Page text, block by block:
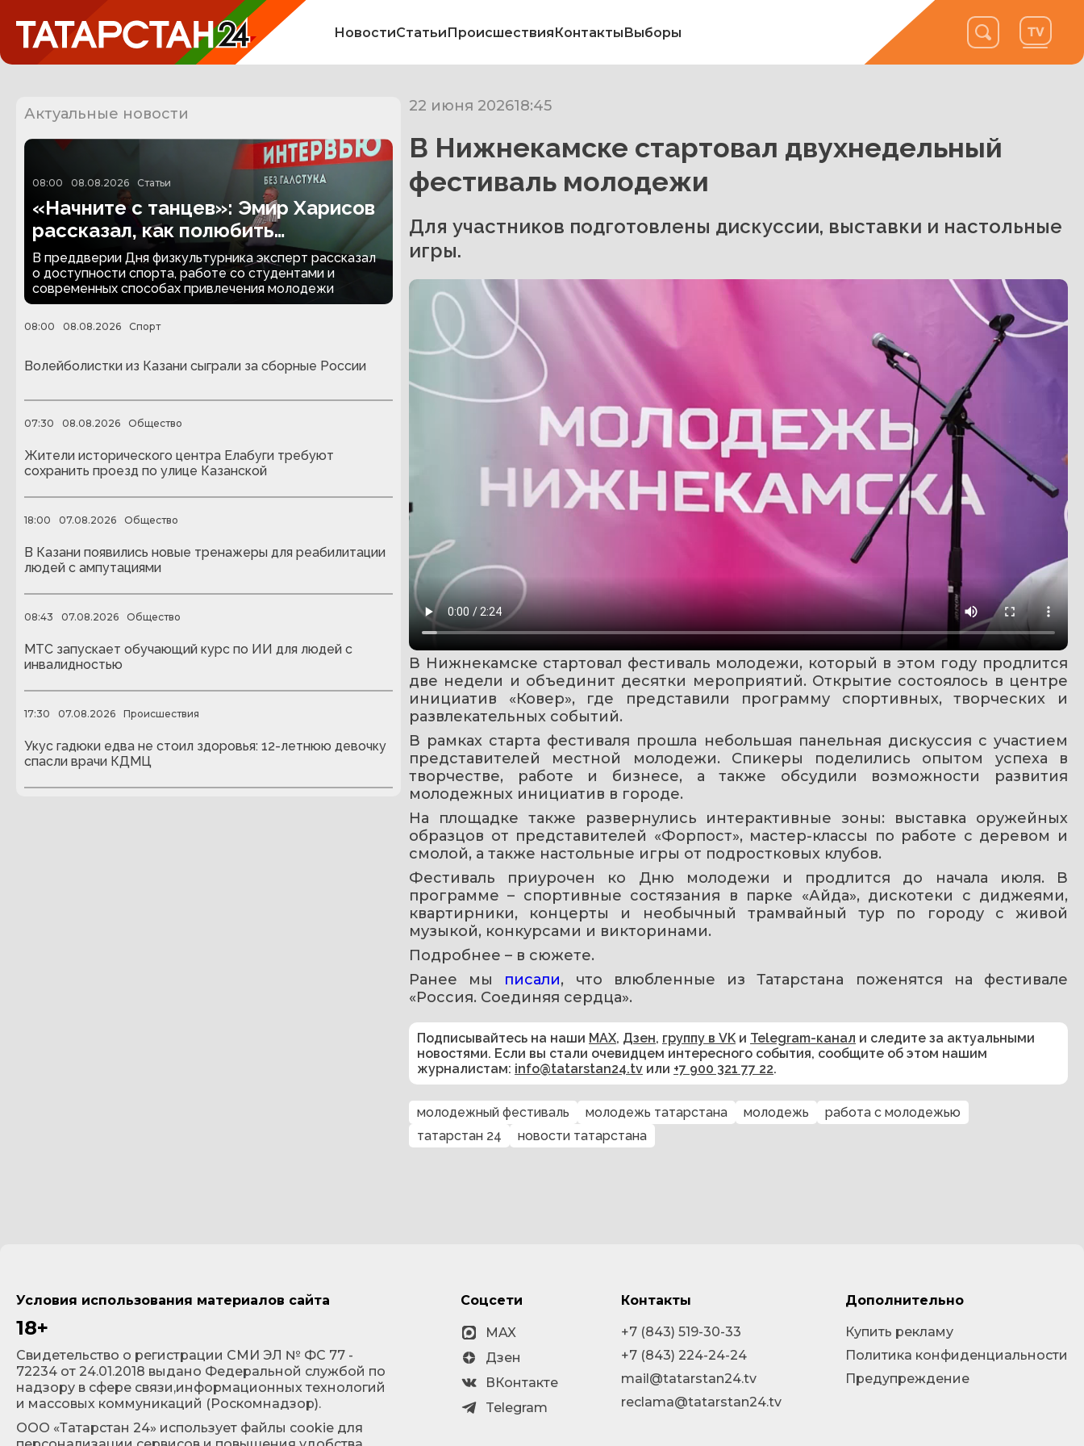
НовостиСтатьиПроисшествияКонтактыВыборы
Актуальные новости
08:00 08.08.2026 Статьи
«Начните с танцев»: Эмир Харисов
рассказал, как полюбить
физкультуру
В преддверии Дня физкультурника эксперт рассказал
о доступности спорта, работе со студентами и
современных способах привлечения молодежи
08:00 08.08.2026 Спорт
Волейболистки из Казани сыграли за сборные России
07:30 08.08.2026 Общество
Жители исторического центра Елабуги требуют
сохранить проезд по улице Казанской
18:00 07.08.2026 Общество
В Казани появились новые тренажеры для реабилитации
людей с ампутациями
08:43 07.08.2026 Общество
МТС запускает обучающий курс по ИИ для людей с
инвалидностью
17:30 07.08.2026 Происшествия
Укус гадюки едва не стоил здоровья: 12-летнюю девочку
спасли врачи КДМЦ
22 июня 202618:45
В Нижнекамске стартовал двухнедельный
фестиваль молодежи
Для участников подготовлены дискуссии, выставки и настольные
игры.
В Нижнекамске стартовал фестиваль молодежи, который в этом году продлится
две недели и объединит десятки мероприятий. Открытие состоялось в центре
инициатив «Ковер», где представили программу спортивных, творческих и
развлекательных событий.
В рамках старта фестиваля прошла небольшая панельная дискуссия с участием
представителей местной молодежи. Спикеры поделились опытом успеха в
творчестве, работе и бизнесе, а также обсудили возможности развития
молодежных инициатив в городе.
На площадке также развернулись интерактивные зоны: выставка оружейных
образцов от представителей «Форпост», мастер-классы по работе с деревом и
смолой, а также настольные игры от подростковых клубов.
Фестиваль приурочен ко Дню молодежи и продлится до начала июля. В
программе – спортивные состязания в парке «Айда», дискотеки с диджеями,
квартирники, концерты и необычный трамвайный тур по городу с живой
музыкой, конкурсами и викторинами.
Подробнее – в сюжете.
Ранее мы писали, что влюбленные из Татарстана поженятся на фестивале
«Россия. Соединяя сердца».
Подписывайтесь на наши MAX, Дзен, группу в VK и Telegram-канал и следите за актуальными
новостями. Если вы стали очевидцем интересного события, сообщите об этом нашим
журналистам: info@tatarstan24.tv или +7 900 321 77 22.
молодежный фестиваль молодежь татарстана молодежь
работа с молодежью
татарстан 24
новости татарстана
Условия использования материалов сайта
18+
Cвидетельство о регистрации СМИ ЭЛ № ФС 77 -
72234 от 24.01.2018 выдано Федеральной службой по
надзору в сфере связи,информационных технологий
и массовых коммуникаций (Роскомнадзор).
ООО «Татарстан 24» использует файлы cookie для
Соцсети
MAX
Дзен
ВКонтакте
Telegram
Контакты
+7 (843) 519-30-33
+7 (843) 224-24-24
mail@tatarstan24.tv
reclama@tatarstan24.tv
Дополнительно
Купить рекламу
Политика конфиденциальности
Предупреждение